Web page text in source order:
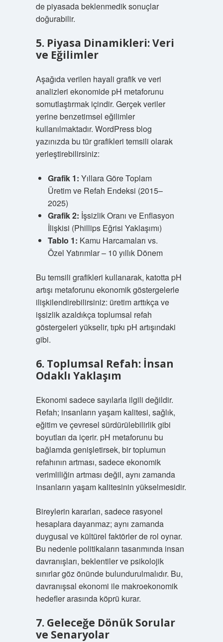
de piyasada beklenmedik sonuçlar
doğurabilir.
5. Piyasa Dinamikleri: Veri
ve Eğilimler
Aşağıda verilen hayali grafik ve veri
analizleri ekonomide pH metaforunu
somutlaştırmak içindir. Gerçek veriler
yerine benzetimsel eğilimler
kullanılmaktadır. WordPress blog
yazınızda bu tür grafikleri temsili olarak
yerleştirebilirsiniz:
Grafik 1: Yıllara Göre Toplam
Üretim ve Refah Endeksi (2015–
2025)
Grafik 2: İşsizlik Oranı ve Enflasyon
İlişkisi (Phillips Eğrisi Yaklaşımı)
Tablo 1: Kamu Harcamaları vs.
Özel Yatırımlar – 10 yıllık Dönem
Bu temsili grafikleri kullanarak, katotta pH
artışı metaforunu ekonomik göstergelerle
ilişkilendirebilirsiniz: üretim arttıkça ve
işsizlik azaldıkça toplumsal refah
göstergeleri yükselir, tıpkı pH artışındaki
gibi.
6. Toplumsal Refah: İnsan
Odaklı Yaklaşım
Ekonomi sadece sayılarla ilgili değildir.
Refah; insanların yaşam kalitesi, sağlık,
eğitim ve çevresel sürdürülebilirlik gibi
boyutları da içerir. pH metaforunu bu
bağlamda genişletirsek, bir toplumun
refahının artması, sadece ekonomik
verimliliğin artması değil, aynı zamanda
insanların yaşam kalitesinin yükselmesidir.
Bireylerin kararları, sadece rasyonel
hesaplara dayanmaz; aynı zamanda
duygusal ve kültürel faktörler de rol oynar.
Bu nedenle politikaların tasarımında insan
davranışları, beklentiler ve psikolojik
sınırlar göz önünde bulundurulmalıdır. Bu,
davranışsal ekonomi ile makroekonomik
hedefler arasında köprü kurar.
7. Geleceğe Dönük Sorular
ve Senaryolar